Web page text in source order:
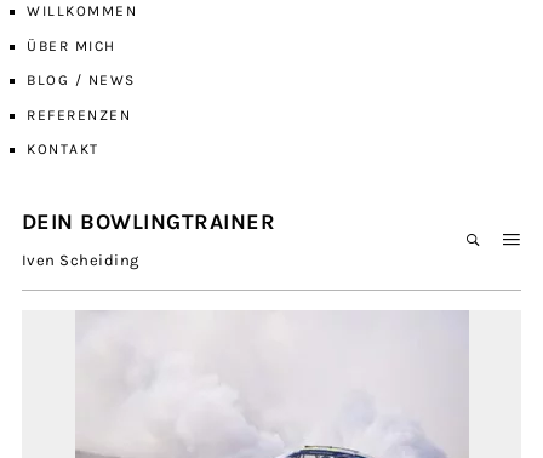
WILLKOMMEN
ÜBER MICH
BLOG / NEWS
REFERENZEN
KONTAKT
DEIN BOWLINGTRAINER
Iven Scheiding